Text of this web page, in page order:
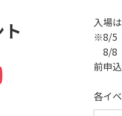
入場
※8/5
8/8
前申
各イ